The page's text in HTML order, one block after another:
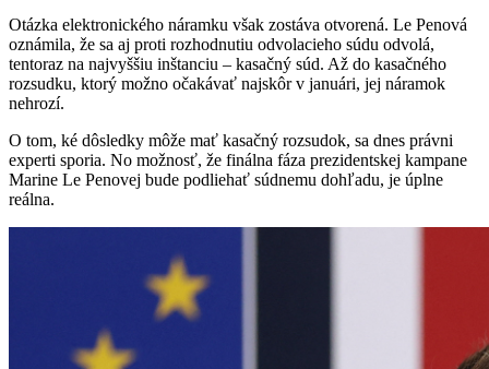
Otázka elektronického náramku však zostáva otvorená. Le Penová
oznámila, že sa aj proti rozhodnutiu odvolacieho súdu odvolá,
tentoraz na najvyššiu inštanciu – kasačný súd. Až do kasačného
rozsudku, ktorý možno očakávať najskôr v januári, jej náramok
nehrozí.
O tom, ké dôsledky môže mať kasačný rozsudok, sa dnes právni
experti sporia. No možnosť, že finálna fáza prezidentskej kampane
Marine Le Penovej bude podliehať súdnemu dohľadu, je úplne
reálna.